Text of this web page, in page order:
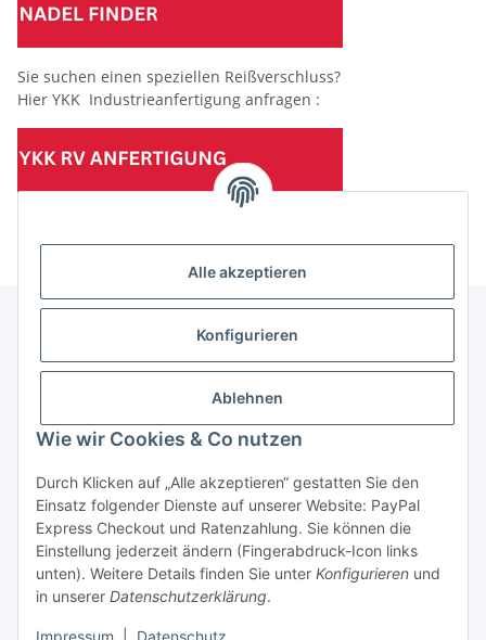
Alle akzeptieren
Konfigurieren
Ablehnen
Wie wir Cookies & Co nutzen
Durch Klicken auf „Alle akzeptieren“ gestatten Sie den
Einsatz folgender Dienste auf unserer Website: PayPal
Express Checkout und Ratenzahlung. Sie können die
Einstellung jederzeit ändern (Fingerabdruck-Icon links
unten). Weitere Details finden Sie unter Konfigurieren und
in unserer Datenschutzerklärung.
Impressum Datenschutz
Sie suchen einen speziellen Reißverschluss?
Hier YKK Industrieanfertigung anfragen :
(Mindesttabnahmemenge 10 Stück je Länge und Farbe)
Informationen
Gesetzliche Informationen
Vertrag widerrufen